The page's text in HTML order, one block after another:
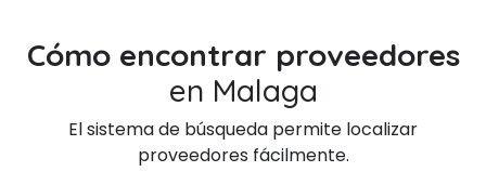
Cómo encontrar proveedores
en Malaga
El sistema de búsqueda permite localizar
proveedores fácilmente.